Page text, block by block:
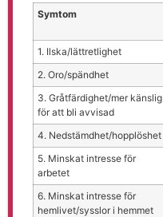
Symtom
1. Ilska/lättretlighet
2. Oro/spändhet
3. Gråtfärdighet/mer känslig
för att bli avvisad
4. Nedstämdhet/hopplöshet
5. Minskat intresse för
arbetet
6. Minskat intresse för
hemlivet/sysslor i hemmet